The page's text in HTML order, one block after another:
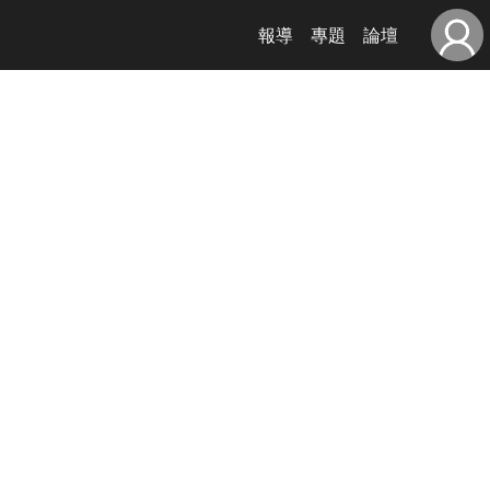
報導 專題 論壇